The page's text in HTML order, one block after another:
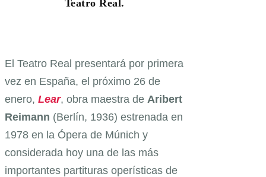
Teatro Real.
El Teatro Real presentará por primera
vez en España, el próximo 26 de
enero, Lear, obra maestra de Aribert
Reimann (Berlín, 1936) estrenada en
1978 en la Ópera de Múnich y
considerada hoy una de las más
importantes partituras operísticas de